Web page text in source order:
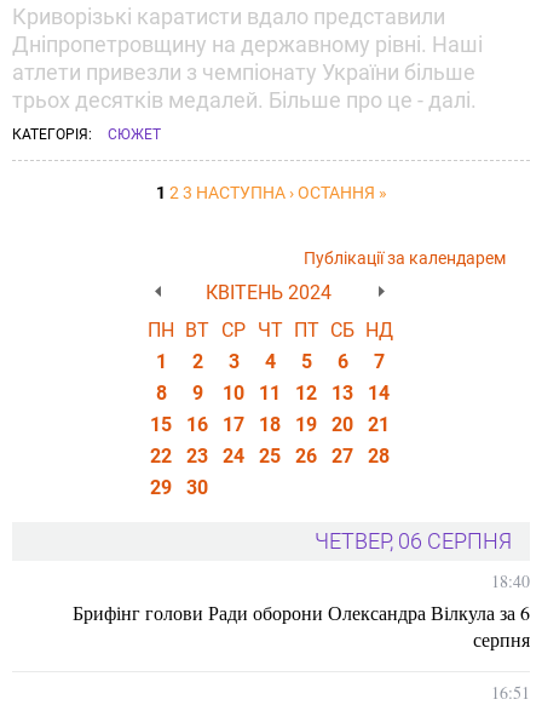
Криворізькі каратисти вдало представили
Дніпропетровщину на державному рівні. Наші
атлети привезли з чемпіонату України більше
трьох десятків медалей. Більше про це - далі.
КАТЕГОРІЯ: СЮЖЕТ
1 2 3 НАСТУПНА › ОСТАННЯ »
Публікації за календарем
КВІТЕНЬ 2024
ПН ВТ СР ЧТ ПТ СБ НД
1
2 3 4 5 6
7
8
9 10 11 12 13
14
15
16 17 18 19 20
21
22
23 24 25 26 27
28
29
30
ЧЕТВЕР, 06 СЕРПНЯ
18:40
Брифінг голови Ради оборони Олександра Вілкула за 6
серпня
16:51